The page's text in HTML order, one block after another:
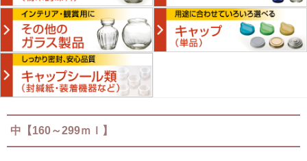
中【160～299ｍｌ】